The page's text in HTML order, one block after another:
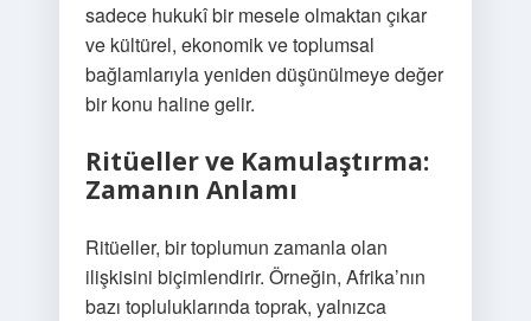
sadece hukukî bir mesele olmaktan çıkar
ve kültürel, ekonomik ve toplumsal
bağlamlarıyla yeniden düşünülmeye değer
bir konu haline gelir.
Ritüeller ve Kamulaştırma:
Zamanın Anlamı
Ritüeller, bir toplumun zamanla olan
ilişkisini biçimlendirir. Örneğin, Afrika’nın
bazı topluluklarında toprak, yalnızca